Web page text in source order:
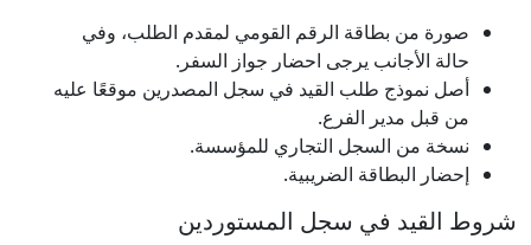
صورة من بطاقة الرقم القومي لمقدم الطلب، وفي
حالة الأجانب يرجى احضار جواز السفر.
أصل نموذج طلب القيد في سجل المصدرين موقعًا عليه
من قبل مدير الفرع.
نسخة من السجل التجاري للمؤسسة.
إحضار البطاقة الضريبية.
شروط القيد في سجل المستوردين